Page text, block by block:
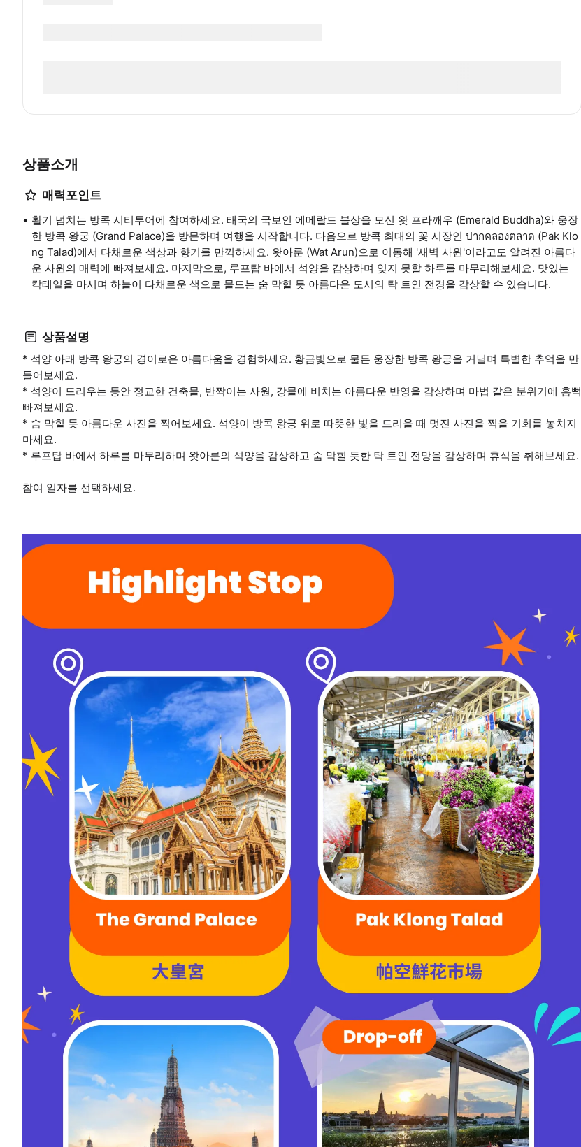
상품소개
매력포인트
활기 넘치는 방콕 시티투어에 참여하세요. 태국의 국보인 에메랄드 불상을 모신 왓 프라깨우 (Emerald Buddha)와 웅장
한 방콕 왕궁 (Grand Palace)을 방문하며 여행을 시작합니다. 다음으로 방콕 최대의 꽃 시장인 ปากคลองตลาด (Pak Klo
ng Talad)에서 다채로운 색상과 향기를 만끽하세요. 왓아룬 (Wat Arun)으로 이동해 '새벽 사원'이라고도 알려진 아름다
운 사원의 매력에 빠져보세요. 마지막으로, 루프탑 바에서 석양을 감상하며 잊지 못할 하루를 마무리해보세요. 맛있는
칵테일을 마시며 하늘이 다채로운 색으로 물드는 숨 막힐 듯 아름다운 도시의 탁 트인 전경을 감상할 수 있습니다.
상품설명
* 석양 아래 방콕 왕궁의 경이로운 아름다움을 경험하세요. 황금빛으로 물든 웅장한 방콕 왕궁을 거닐며 특별한 추억을 만
들어보세요.
* 석양이 드리우는 동안 정교한 건축물, 반짝이는 사원, 강물에 비치는 아름다운 반영을 감상하며 마법 같은 분위기에 흠뻑
빠져보세요.
* 숨 막힐 듯 아름다운 사진을 찍어보세요. 석양이 방콕 왕궁 위로 따뜻한 빛을 드리울 때 멋진 사진을 찍을 기회를 놓치지
마세요.
* 루프탑 바에서 하루를 마무리하며 왓아룬의 석양을 감상하고 숨 막힐 듯한 탁 트인 전망을 감상하며 휴식을 취해보세요.
참여 일자를 선택하세요.